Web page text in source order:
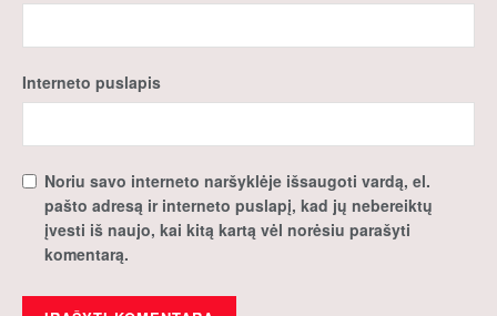
Interneto puslapis
Noriu savo interneto naršyklėje išsaugoti vardą, el.
pašto adresą ir interneto puslapį, kad jų nebereiktų
įvesti iš naujo, kai kitą kartą vėl norėsiu parašyti
komentarą.